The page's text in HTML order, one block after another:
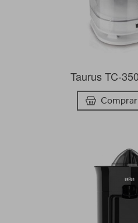
Taurus TC-
Comprar